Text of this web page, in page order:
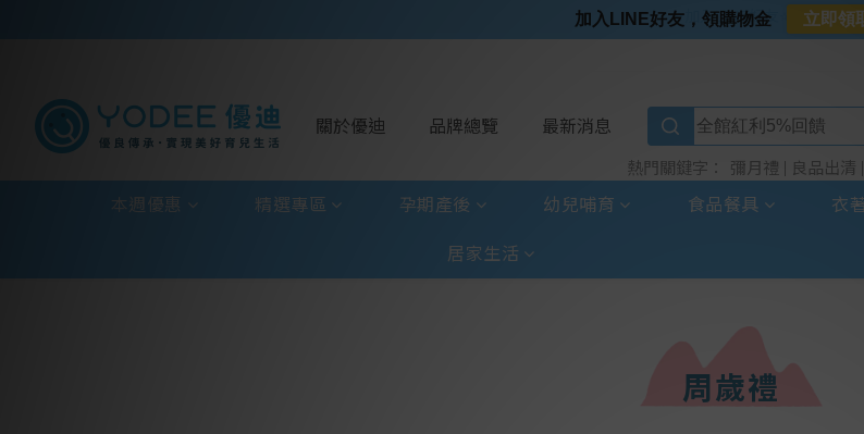
⭐加入LINE好友⭐
⭐超取選全家⭐滿$888贈霜淇淋禮物卡
關於優迪 品牌總覽 最新消息
熱門關鍵字： 彌月禮 良品出清
本週優惠 精選專區 孕期產後 幼兒哺育 食品餐具 衣
居家生活
周歲禮
加入LINE好友，領購物金 立即領